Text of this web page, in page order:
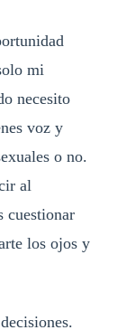
mi
necesito
voz y
o no.
al
cuestionar
los ojos y